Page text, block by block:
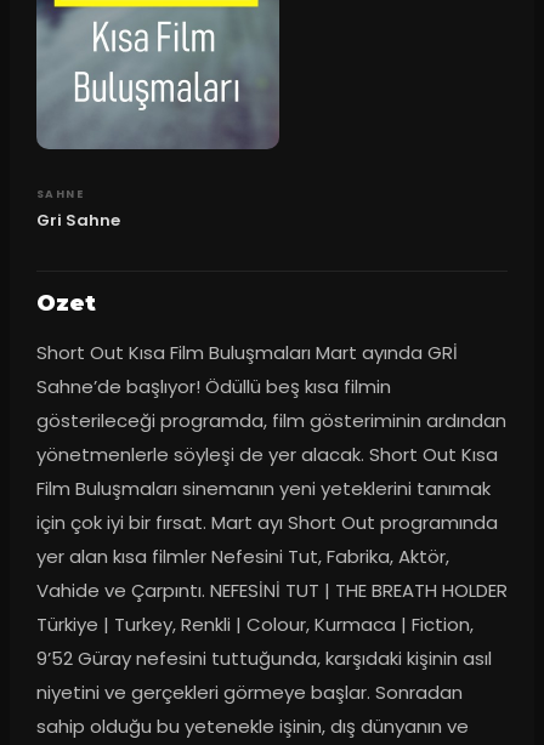
SAHNE
Gri Sahne
Ozet
Short Out Kısa Film Buluşmaları Mart ayında GRİ
Sahne’de başlıyor! Ödüllü beş kısa filmin
gösterileceği programda, film gösteriminin ardından
yönetmenlerle söyleşi de yer alacak. Short Out Kısa
Film Buluşmaları sinemanın yeni yeteklerini tanımak
için çok iyi bir fırsat. Mart ayı Short Out programında
yer alan kısa filmler Nefesini Tut, Fabrika, Aktör,
Vahide ve Çarpıntı. NEFESİNİ TUT | THE BREATH HOLDER
Türkiye | Turkey, Renkli | Colour, Kurmaca | Fiction,
9’52 Güray nefesini tuttuğunda, karşıdaki kişinin asıl
niyetini ve gerçekleri görmeye başlar. Sonradan
sahip olduğu bu yetenekle işinin, dış dünyanın ve